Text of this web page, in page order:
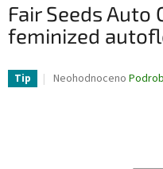
Fair Seeds Auto
feminized
Tip
Průměrné
Neohodnoceno